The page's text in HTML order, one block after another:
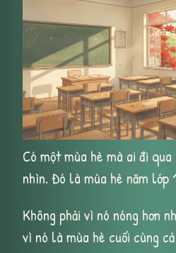
Á
Có một mùa hè mà ai đi
nhìn. Đó là mùa hè năm lớp
Không phải vì nó nóng hơn
vì nó là mùa hè cuối cùng